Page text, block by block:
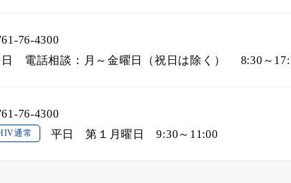
76-4300
電話相談：月～金曜日（祝日は除く） 8:30～
76-4300
通常 平日 第１月曜日 9:30～11:00